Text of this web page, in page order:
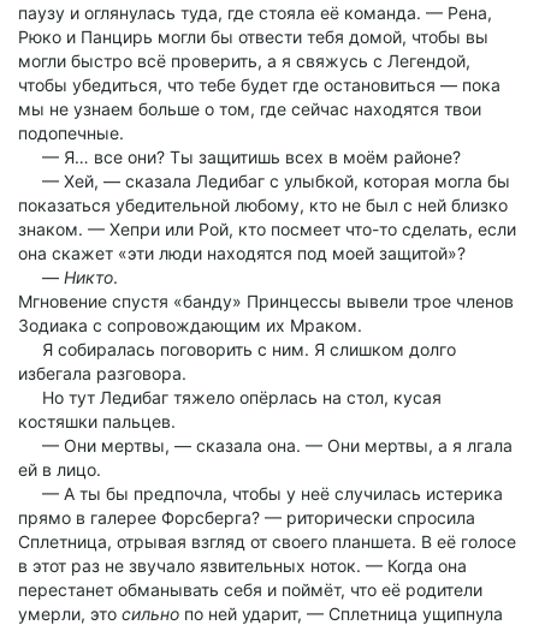
паузу и оглянулась туда, где стояла её команда. — Рена,
Рюко и Панцирь могли бы отвести тебя домой, чтобы вы
могли быстро всё проверить, а я свяжусь с Легендой,
чтобы убедиться, что тебе будет где остановиться — пока
мы не узнаем больше о том, где сейчас находятся твои
подопечные.
— Я… все они? Ты защитишь всех в моём районе?
— Хей, — сказала Ледибаг с улыбкой, которая могла бы
показаться убедительной любому, кто не был с ней близко
знаком. — Хепри или Рой, кто посмеет что-то сделать, если
она скажет «эти люди находятся под моей защитой»?
— Никто.
Мгновение спустя «банду» Принцессы вывели трое членов
Зодиака с сопровождающим их Мраком.
Я собиралась поговорить с ним. Я слишком долго
избегала разговора.
Но тут Ледибаг тяжело опёрлась на стол, кусая
костяшки пальцев.
— Они мертвы, — сказала она. — Они мертвы, а я лгала
ей в лицо.
— А ты бы предпочла, чтобы у неё случилась истерика
прямо в галерее Форсберга? — риторически спросила
Сплетница, отрывая взгляд от своего планшета. В её голосе
в этот раз не звучало язвительных ноток. — Когда она
перестанет обманывать себя и поймёт, что её родители
умерли, это сильно по ней ударит, — Сплетница ущипнула